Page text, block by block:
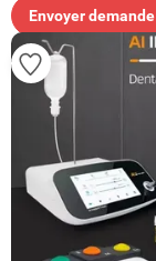
Envoyer demande